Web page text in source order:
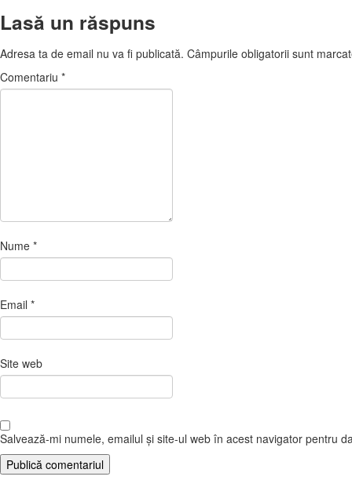
Lasă un răspuns
Adresa ta de email nu va fi publicată. Câmpurile obligatorii sunt
Comentariu *
Nume *
Email *
Site web
Salvează-mi numele, emailul și site-ul web în acest navigator pentru